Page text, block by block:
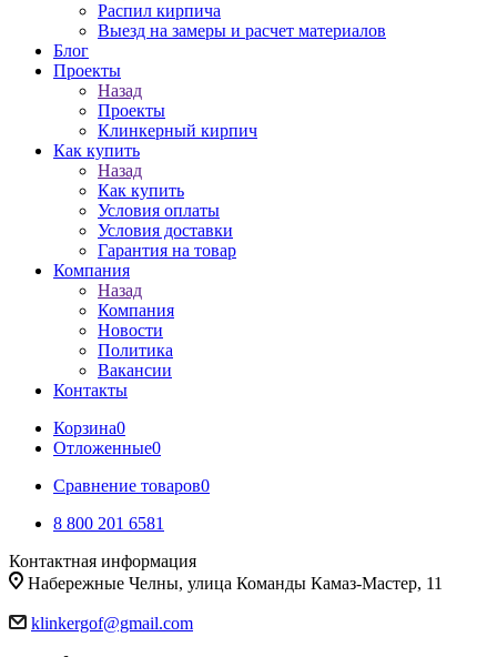
Распил кирпича
Выезд на замеры и расчет материалов
Блог
Проекты
Назад
Проекты
Клинкерный кирпич
Как купить
Назад
Как купить
Условия оплаты
Условия доставки
Гарантия на товар
Компания
Назад
Компания
Новости
Политика
Вакансии
Контакты
Корзина0
Отложенные0
Сравнение товаров0
8 800 201 6581
Контактная информация
Набережные Челны, улица Команды Камаз-Мастер, 11
klinkergof@gmail.com